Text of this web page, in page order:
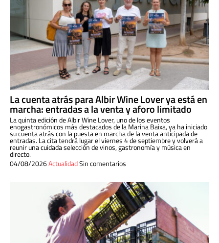
La cuenta atrás para Albir Wine Lover ya está en
marcha: entradas a la venta y aforo limitado
La quinta edición de Albir Wine Lover, uno de los eventos
enogastronómicos más destacados de la Marina Baixa, ya ha iniciado
su cuenta atrás con la puesta en marcha de la venta anticipada de
entradas. La cita tendrá lugar el viernes 4 de septiembre y volverá a
reunir una cuidada selección de vinos, gastronomía y música en
directo.
04/08/2026ActualidadSin comentarios